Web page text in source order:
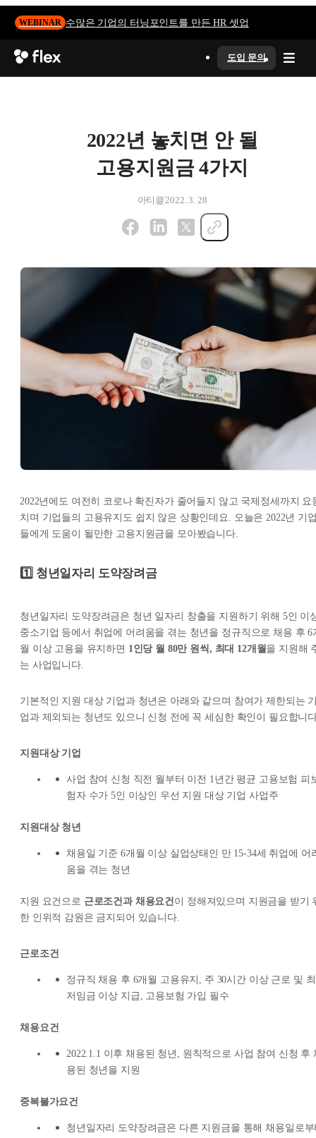
WEBINAR 수많은 기업의 터닝포인트를 만든 HR 셋업
도입 문의
2022년 놓치면 안 될
고용지원금 4가지
아티클 2022. 3. 28
2022년에도 여전히 코로나 확진자가 줄어들지 않고 국제정세까지 요
치며 기업들의 고용유지도 쉽지 않은 상황인데요. 오늘은 2022년 기
들에게 도움이 될만한 고용지원금을 모아봤습니다.
1️⃣ 청년일자리 도약장려금
청년일자리 도약장려금은 청년 일자리 창출을 지원하기 위해 5인 이
중소기업 등에서 취업에 어려움을 겪는 청년을 정규직으로 채용 후 6
월 이상 고용을 유지하면 1인당 월 80만 원씩, 최대 12개월 을 지원해
는 사업입니다.
기본적인 지원 대상 기업과 청년은 아래와 같으며 참여가 제한되는
업과 제외되는 청년도 있으니 신청 전에 꼭 세심한 확인이 필요합니
지원대상 기업
사업 참여 신청 직전 월부터 이전 1년간 평균 고용보험 피
험자 수가 5인 이상인 우선 지원 대상 기업 사업주
지원대상 청년
채용일 기준 6개월 이상 실업상태인 만 15-34세 취업에 어
움을 겪는 청년
지원 요건으로 근로조건과 채용요건이 정해져있으며 지원금을 받기
한 인위적 감원은 금지되어 있습니다.
근로조건
정규직 채용 후 6개월 고용유지, 주 30시간 이상 근로 및 최
저임금 이상 지급, 고용보험 가입 필수
채용요건
2022.1.1 이후 채용된 청년, 원칙적으로 사업 참여 신청 후
용된 청년을 지원
중복불가요건
청년일자리 도약장려금은 다른 지원금을 통해 채용일로부